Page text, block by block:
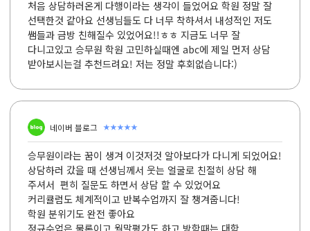
처음 상담하러온게 다행이라는 생각이 들었어요 학원 정말 잘
선택한것 같아요 선생님들도 다 너무 착하셔서 내성적인 저도
쌤들과 금방 친해질수 있었어요!!ㅎㅎ 지금도 너무 잘
다니고있고 승무원 학원 고민하실때엔 abc에 제일 먼저 상담
받아보시는걸 추천드려요! 저는 정말 후회없습니다:)
네이버 블로그 ★★★★★
승무원이라는 꿈이 생겨 이것저것 알아보다가 다니게 되었어요!
상담하러 갔을 때 선생님께서 웃는 얼굴로 친절히 상담 해
주셔서 편히 질문도 하면서 상담 할 수 있었어요
커리큘럼도 체계적이고 반복수업까지 잘 챙겨줍니다!
학원 분위기도 완전 좋아요
정규수업은 물론이고 월말평가도 하고 방학때는 대학